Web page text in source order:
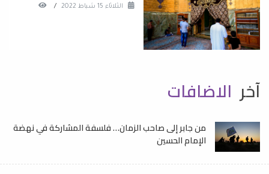
الثلاثاء 15 شباط 2022 /
آخر الاضافات
من جابر إلى صاحب الزمان… فلسفة المشاركة في نهضة
الإمام الحسين